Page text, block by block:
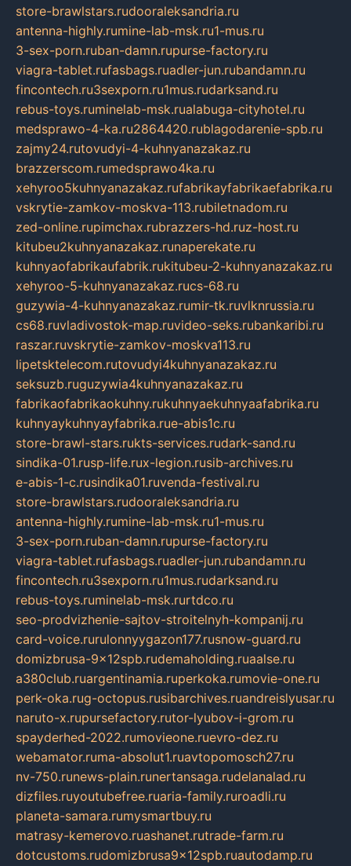
store-brawlstars.rudooraleksandria.ru
antenna-highly.rumine-lab-msk.ru1-mus.ru
3-sex-porn.ruban-damn.rupurse-factory.ru
viagra-tablet.rufasbags.ruadler-jun.rubandamn.ru
fincontech.ru3sexporn.ru1mus.rudarksand.ru
rebus-toys.ruminelab-msk.rualabuga-cityhotel.ru
medsprawo-4-ka.ru2864420.rublagodarenie-spb.ru
zajmy24.rutovudyi-4-kuhnyanazakaz.ru
brazzerscom.rumedsprawo4ka.ru
xehyroo5kuhnyanazakaz.rufabrikayfabrikaefabrika.ru
vskrytie-zamkov-moskva-113.rubiletnadom.ru
zed-online.rupimchax.rubrazzers-hd.ruz-host.ru
kitubeu2kuhnyanazakaz.runaperekate.ru
kuhnyaofabrikaufabrik.rukitubeu-2-kuhnyanazakaz.ru
xehyroo-5-kuhnyanazakaz.rucs-68.ru
guzywia-4-kuhnyanazakaz.rumir-tk.ruvlknrussia.ru
cs68.ruvladivostok-map.ruvideo-seks.rubankaribi.ru
raszar.ruvskrytie-zamkov-moskva113.ru
lipetsktelecom.rutovudyi4kuhnyanazakaz.ru
seksuzb.ruguzywia4kuhnyanazakaz.ru
fabrikaofabrikaokuhny.rukuhnyaekuhnyaafabrika.ru
kuhnyaykuhnyayfabrika.rue-abis1c.ru
store-brawl-stars.rukts-services.rudark-sand.ru
sindika-01.rusp-life.rux-legion.rusib-archives.ru
e-abis-1-c.rusindika01.ruvenda-festival.ru
store-brawlstars.rudooraleksandria.ru
antenna-highly.rumine-lab-msk.ru1-mus.ru
3-sex-porn.ruban-damn.rupurse-factory.ru
viagra-tablet.rufasbags.ruadler-jun.rubandamn.ru
fincontech.ru3sexporn.ru1mus.rudarksand.ru
rebus-toys.ruminelab-msk.rurtdco.ru
seo-prodvizhenie-sajtov-stroitelnyh-kompanij.ru
card-voice.rurulonnyygazon177.rusnow-guard.ru
domizbrusa-9x12spb.rudemaholding.ruaalse.ru
a380club.ruargentinamia.ruperkoka.rumovie-one.ru
perk-oka.rug-octopus.rusibarchives.ruandreislyusar.ru
naruto-x.rupursefactory.rutor-lyubov-i-grom.ru
spayderhed-2022.rumovieone.ruevro-dez.ru
webamator.ruma-absolut1.ruavtopomosch27.ru
nv-750.runews-plain.runertansaga.rudelanalad.ru
dizfiles.ruyoutubefree.ruaria-family.ruroadli.ru
planeta-samara.rumysmartbuy.ru
matrasy-kemerovo.ruashanet.rutrade-farm.ru
dotcustoms.rudomizbrusa9x12spb.ruautodamp.ru